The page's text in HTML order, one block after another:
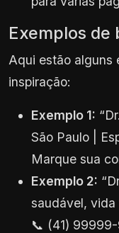
Exemplos de
Aqui estão alguns
inspiração:
Exemplo 1:
São Paulo |
Marque sua
Exemplo 2:
saudável, vida
📞 (41)